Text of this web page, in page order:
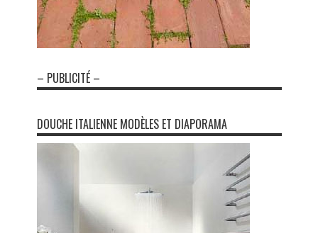
– PUBLICITÉ –
DOUCHE ITALIENNE MODÈLES ET DIAPORAMA